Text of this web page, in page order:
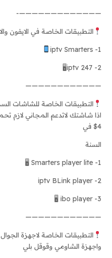
—————————————-
التطبيقات الخاصة في الايفون
1- iptv Smarters
2- iptv 247🖥
————————————
التطبيقات الخاصة للشاشات
اذا شاشتك لاتدعم المجاني لازم
4$ في
السنة
1- Smarters player lite 🖥
2- iptv BLink player
3- ibo player 🖥
————————————
التطبيقات الخاصة لاجهزة
واجهزة الشاومي وقوقل بلي